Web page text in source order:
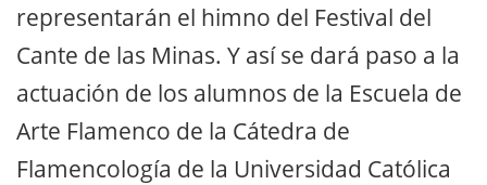
representarán el himno del Festival del
Cante de las Minas. Y así se dará paso a la
actuación de los alumnos de la Escuela de
Arte Flamenco de la Cátedra de
Flamencología de la Universidad Católica